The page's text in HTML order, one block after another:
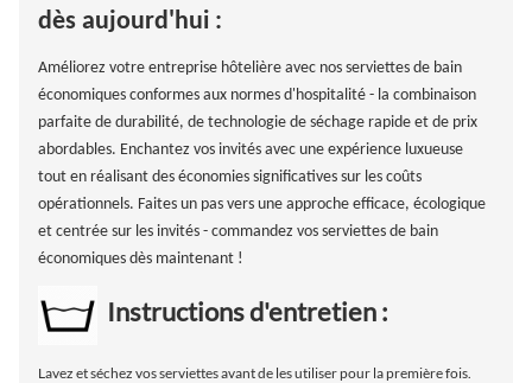
dès aujourd'hui :
Améliorez votre entreprise hôtelière avec nos serviettes de bain
économiques conformes aux normes d'hospitalité - la combinaison
parfaite de durabilité, de technologie de séchage rapide et de prix
abordables. Enchantez vos invités avec une expérience luxueuse
tout en réalisant des économies significatives sur les coûts
opérationnels. Faites un pas vers une approche efficace, écologique
et centrée sur les invités - commandez vos serviettes de bain
économiques dès maintenant !
Instructions d'entretien :
Lavez et séchez vos serviettes avant de les utiliser pour la première fois.